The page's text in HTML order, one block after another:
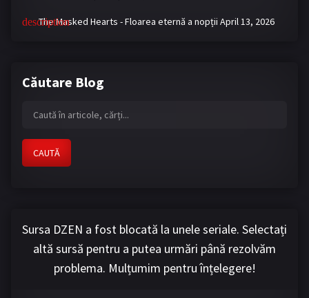
The Masked Hearts - Floarea eternă a nopții April 13, 2026
Căutare Blog
CAUTĂ
Sursa DZEN a fost blocată la unele seriale. Selectați
altă sursă pentru a putea urmări până rezolvăm
problema. Mulțumim pentru înțelegere!